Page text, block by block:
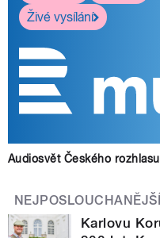
Živé vysílání
Audiosvět Českého
NEJPOSLOUCHANĚJŠÍ
Karlovu